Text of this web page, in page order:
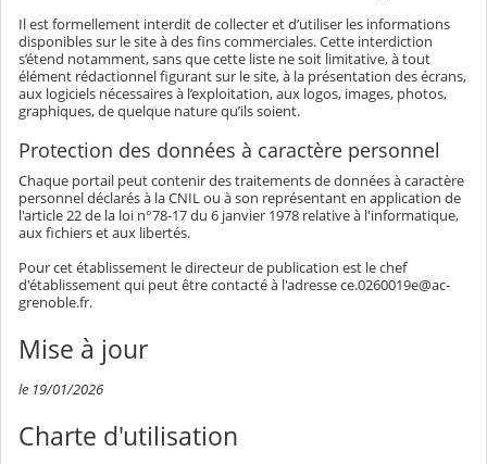
Il est formellement interdit de collecter et d’utiliser les informations
disponibles sur le site à des fins commerciales. Cette interdiction
s’étend notamment, sans que cette liste ne soit limitative, à tout
élément rédactionnel figurant sur le site, à la présentation des écrans,
aux logiciels nécessaires à l’exploitation, aux logos, images, photos,
graphiques, de quelque nature qu’ils soient.
Protection des données à caractère personnel
Chaque portail peut contenir des traitements de données à caractère
personnel déclarés à la CNIL ou à son représentant en application de
l'article 22 de la loi n°78-17 du 6 janvier 1978 relative à l'informatique,
aux fichiers et aux libertés.
Pour cet établissement le directeur de publication est le chef
d'établissement qui peut être contacté à l'adresse ce.0260019e@ac-
grenoble.fr.
Mise à jour
le 19/01/2026
Charte d'utilisation